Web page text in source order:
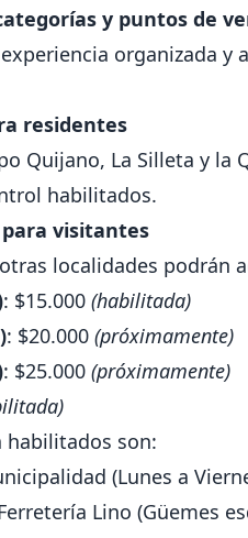
y puntos de
organizada
residentes
Quijano, La Silleta y
habilitados.
visitantes
localidades podrán
: $15.000 (habilitada)
: $20.000 (próximamente)
: $25.000 (próximamente)
habilitados son:
(Lunes a
Lino (Güemes